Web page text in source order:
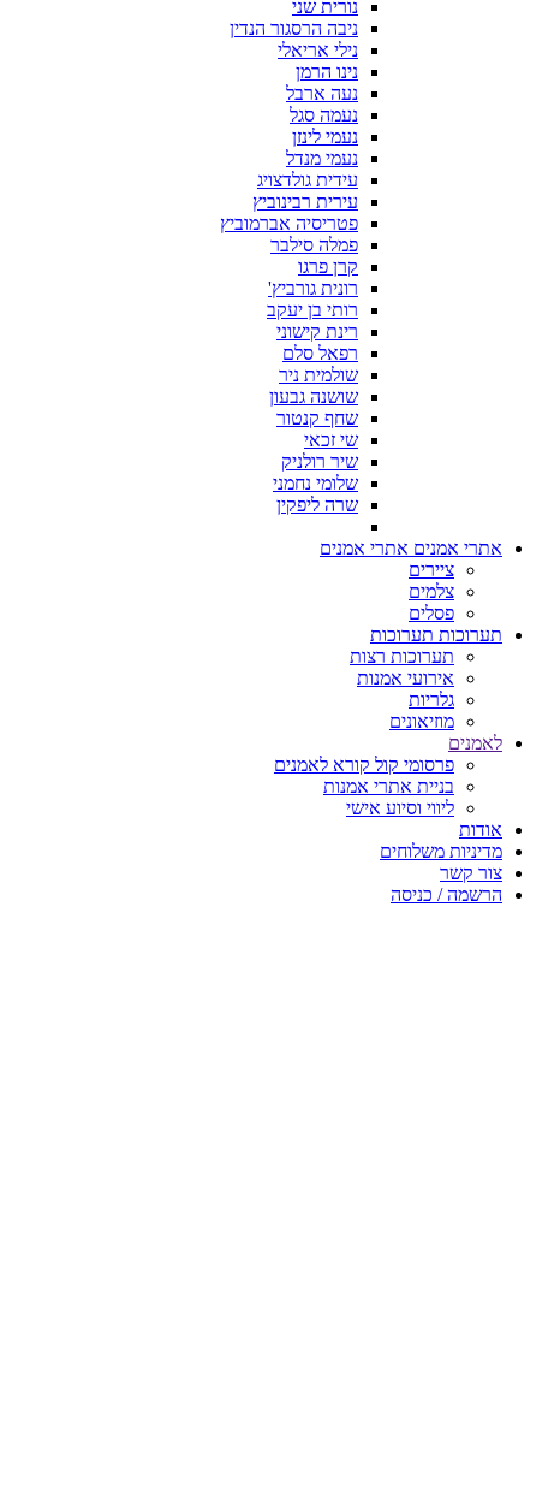
נורית שני
ניבה הרסגור הנדין
נילי אריאלי
נינו הרמן
נעה ארבל
נעמה סגל
נעמי לינזן
נעמי מנדל
עידית גולדצויג
עירית רבינוביץ
פטריסיה אברמוביץ
פמלה סילבר
קרן פרגו
רונית גורביץ'
רותי בן יעקב
רינת קישוני
רפאל סלם
שולמית ניר
שושנה גבעון
שחף קנטור
שי זכאי
שיר רולניק
שלומי נחמני
שרה ליפקין
אתרי אמנים אתרי אמנים
ציירים
צלמים
פסלים
תערוכות תערוכות
תערוכות רצות
אירועי אמנות
גלריות
מוזיאונים
לאמנים
פרסומי קול קורא לאמנים
בניית אתרי אמנות
ליווי וסיוע אישי
אודות
מדיניות משלוחים
צור קשר
הרשמה / כניסה